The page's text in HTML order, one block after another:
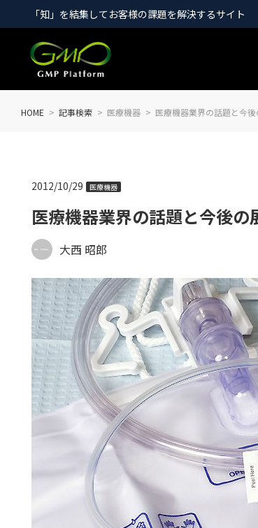
「知」を結集してお客様の課題を解決するサイト
HOME 記事検索 医療機器 医療機器業界の話題と今
医療機器業界の話題と今後
2012/10/29 医療機器
大西 昭郎